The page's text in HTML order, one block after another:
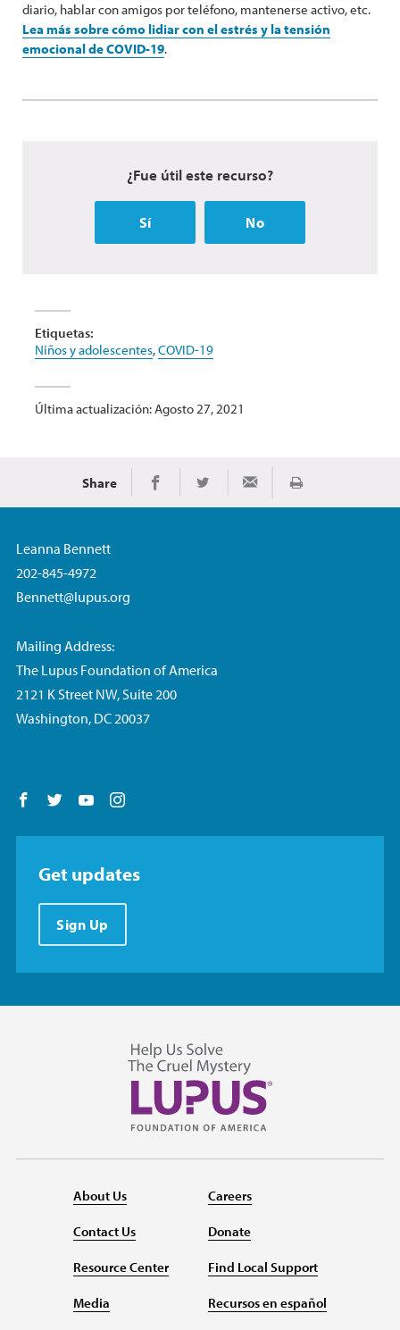
diario, hablar con amigos por teléfono, mantenerse activo, etc.
Lea más sobre cómo lidiar con el estrés y la tensión
emocional de COVID-19.
¿Fue útil este recurso?
Sí No
Etiquetas:
Niños y adolescentes,COVID-19
Última actualización: Agosto 27, 2021
Share Share on Facebook
Share on TwitterShare via EmailImprimir
Leanna Bennett
202-845-4972
Bennett@lupus.org
Mailing Address:
The Lupus Foundation of America
2121 K Street NW, Suite 200
Washington, DC 20037
Follow us on Facebook
Follow us on Twitter
Follow us on YouTube
Get updates
Sign Up
About Us
Contact Us
Resource Center
Media
Careers
Donate
Find Local Support
Recursos en español